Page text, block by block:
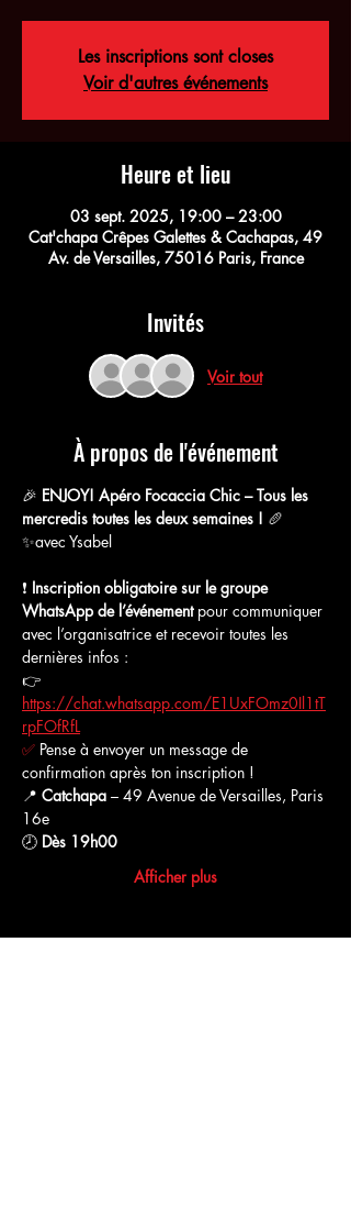
Les inscriptions sont closes
Voir d'autres événements
Heure et lieu
03 sept. 2025, 19:00 – 23:00
Cat'chapa Crêpes Galettes & Cachapas, 49
Av. de Versailles, 75016 Paris, France
Invités
Voir tout
À propos de l'événement
🎉 ENJOY! Apéro Focaccia Chic – Tous les
mercredis toutes les deux semaines ! 🥖
✨avec Ysabel
❗️ Inscription obligatoire sur le groupe
WhatsApp de l’événement pour communiquer
avec l’organisatrice et recevoir toutes les
dernières infos :
👉
https://chat.whatsapp.com/E1UxFOmz0Il1tT
rpFOfRfL
✅ Pense à envoyer un message de
confirmation après ton inscription !
📍 Catchapa – 49 Avenue de Versailles, Paris
16e
🕗 Dès 19h00
Afficher plus